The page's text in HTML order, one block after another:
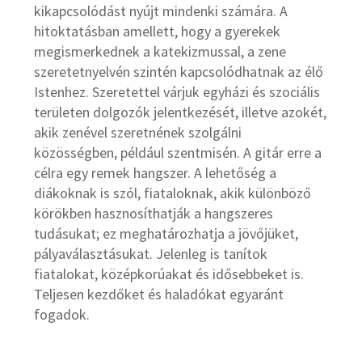
kikapcsolódást nyújt mindenki számára. A
hitoktatásban amellett, hogy a gyerekek
megismerkednek a katekizmussal, a zene
szeretetnyelvén szintén kapcsolódhatnak az élő
Istenhez. Szeretettel várjuk egyházi és szociális
területen dolgozók jelentkezését, illetve azokét,
akik zenével szeretnének szolgálni
közösségben, például szentmisén. A gitár erre a
célra egy remek hangszer. A lehetőség a
diákoknak is szól, fiataloknak, akik különböző
körökben hasznosíthatják a hangszeres
tudásukat; ez meghatározhatja a jövőjüket,
pályaválasztásukat. Jelenleg is tanítok
fiatalokat, középkorúakat és idősebbeket is.
Teljesen kezdőket és haladókat egyaránt
fogadok.